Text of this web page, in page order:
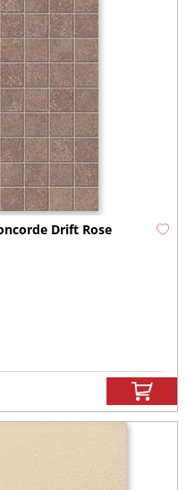
Drift Rose